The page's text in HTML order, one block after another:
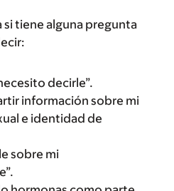
si tiene alguna pregunta
decirle”.
información sobre mi
e identidad de
sobre mi